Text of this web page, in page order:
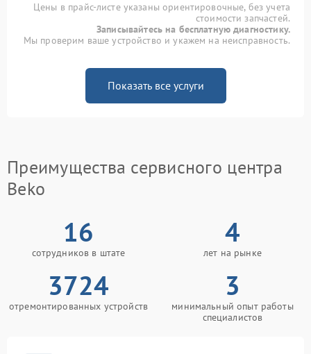
Цены в прайс-листе указаны ориентировочные, без учета
стоимости запчастей.
Записывайтесь на бесплатную диагностику.
Мы проверим ваше устройство и укажем на неисправность.
Показать все услуги
Преимущества сервисного центра
Beko
16
сотрудников в штате
4
лет на рынке
3724
отремонтированных устройств
3
минимальный опыт работы
специалистов